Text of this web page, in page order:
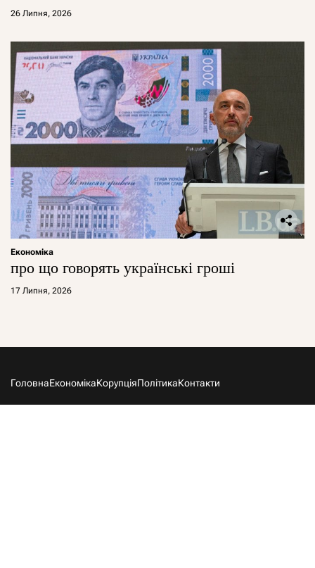
26 Липня, 2026
Економіка
про що говорять українські гроші
17 Липня, 2026
ГоловнаЕкономікаКорупціяПолітикаКонтакти